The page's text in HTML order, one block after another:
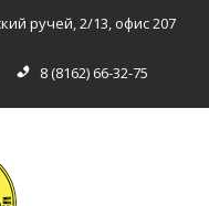
ручей, 2/13, офис 207
8 (8162) 66-32-75